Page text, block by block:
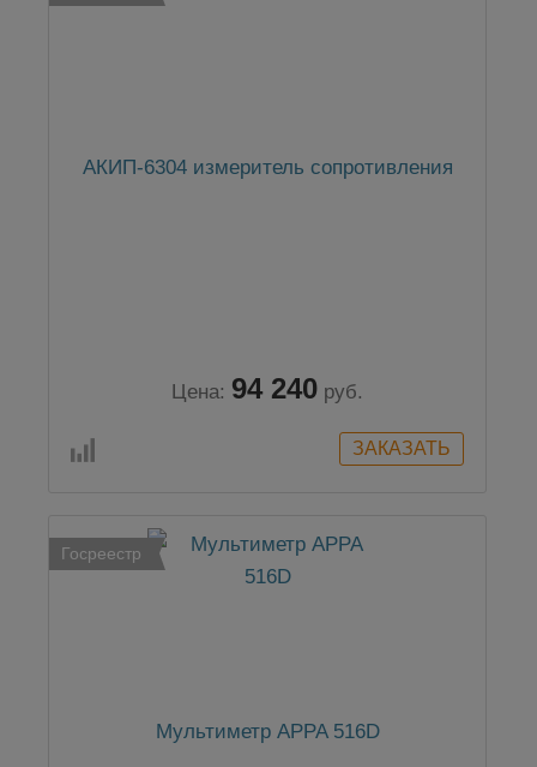
АКИП-6304 измеритель сопротивления
Цена: 94 240 руб.
Госреестр
Мультиметр APPA 516D